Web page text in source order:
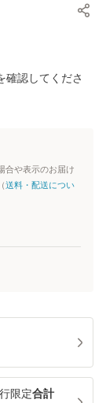
確認してくださ
合や表示のお届け
送料・配送につい
限定合計